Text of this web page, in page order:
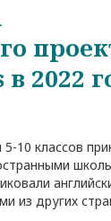
2022
10 классов
из других